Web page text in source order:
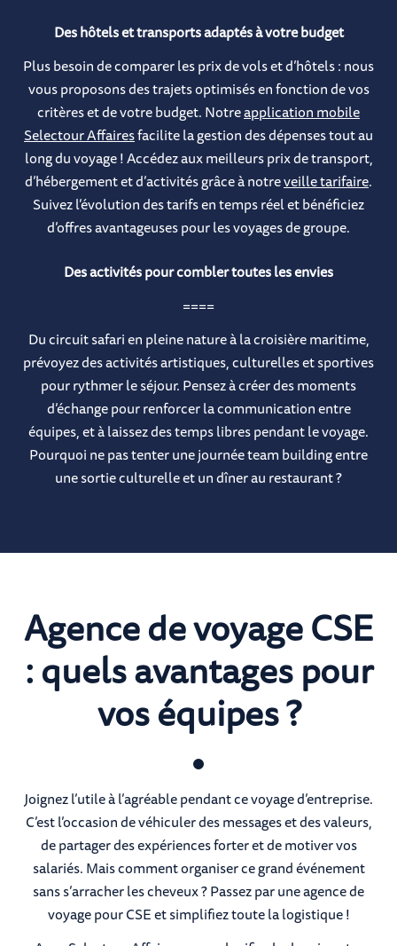
Des hôtels et transports adaptés à votre budget
Plus besoin de comparer les prix de vols et d’hôtel​s : nous
vous proposons des trajets optimisés en fonction de vos
critères et de votre budget. Notreapplication mobile
Selectour Affairesfacilite la gestion des dépenses tout au
long du voyage ! Accédez aux meilleurs prix de transport,
d’hébergement et d’activités grâce à notreveille tarifaire.
Suivez l’évolution des tarifs en temps réel et bénéficiez
d’offres avantageuses pour les voyages de groupe.
Des activités pour combler toutes les envies
====
Du circuit safari en pleine nature à la croisière maritime,
prévoyez des activités artistiques, culturelles et sportives
pour rythmer le séjour. Pensez à créer des moments
d’échange pour renforcer la communication entre
équipes, et à laissez des temps libres pendant le voyage.
Pourquoi ne pas tenter une journée team building entre
une sortie culturelle et un dî​ner au restaurant ?
Agence de voyage CSE
: quels avantages pour
vos équipes ?
Joignez l’utile à l’agréable pendant ce voyage d’entreprise.
C’est l’occasion de véhiculer des messages et des valeurs,
de partager des expériences forter et de motiver vos
salariés. Mais comment organiser ce grand événement
sans s’arracher les cheveux ? Passez par une agence de
voyage pour CSE et simplifiez toute la logistique !